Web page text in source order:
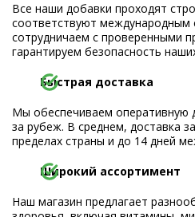
Все наши добавки проходят
соответствуют международным
сотрудничаем с проверенными
гарантируем безопасность
Быстрая доставка
Мы обеспечиваем оперативную
за рубеж. В среднем, доставка
пределах страны и до 14 дней
Широкий ассортимент
Наш магазин предлагает